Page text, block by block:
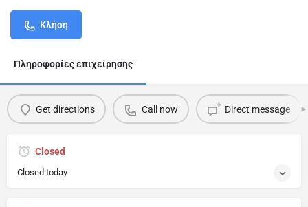
Κλήση
Πληροφορίες επιχείρησης
Get directions Call now Direct message
Closed
Closed today